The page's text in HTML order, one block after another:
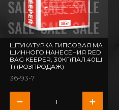
ШТУКАТУРКА ГИПСОВАЯ МА
ШИННОГО НАНЕСЕНИЯ RED
BAG KEEPER, 30КГ(ПАЛ.40Ш
Т) (РОЗПРОДАЖ)
36-93-7